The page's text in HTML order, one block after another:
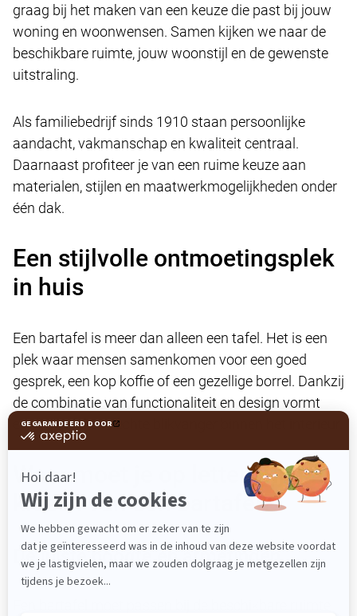
graag bij het maken van een keuze die past bij jouw
woning en woonwensen. Samen kijken we naar de
beschikbare ruimte, jouw woonstijl en de gewenste
uitstraling.
Als familiebedrijf sinds 1910 staan persoonlijke
aandacht, vakmanschap en kwaliteit centraal.
Daarnaast profiteer je van een ruime keuze aan
materialen, stijlen en maatwerkmogelijkheden onder
één dak.
Een stijlvolle ontmoetingsplek
in huis
Een bartafel is meer dan alleen een tafel. Het is een
plek waar mensen samenkomen voor een goed
gesprek, een kop koffie of een gezellige borrel. Dankzij
de combinatie van functionaliteit en design vormt
een bartafel een echte blikvanger binnen het interieur.
Waar moet je op letten bij het
kiezen van een bartafel?
De juiste hoogte en afmetingen